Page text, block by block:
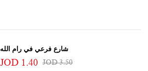
شارع فرعي في رام الله
JOD 1.40 JOD 3.50